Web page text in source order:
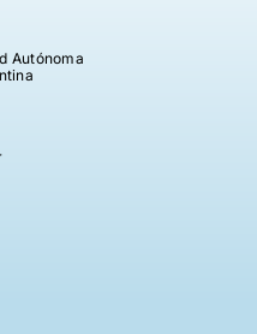
Autónoma